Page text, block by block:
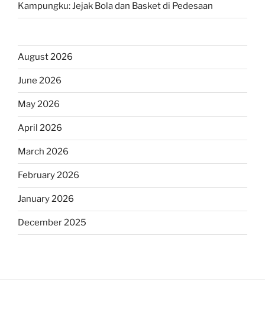
Kampungku: Jejak Bola dan Basket di Pedesaan
August 2026
June 2026
May 2026
April 2026
March 2026
February 2026
January 2026
December 2025